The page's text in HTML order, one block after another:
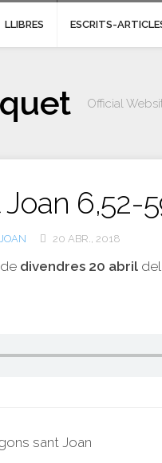
LLIBRES ESCRITS-
Official
6,52-
JOAN 20 ABR., 2018
divendres 20 abril del
sant Joan